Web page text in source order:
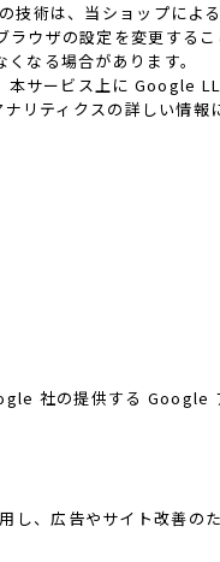
技術は、当ショップによ
ウザの設定を変更する
なる場合があります。
本サービス上に Google
リティクスの詳しい情報
社の提供する Google
し、広告やサイト改善